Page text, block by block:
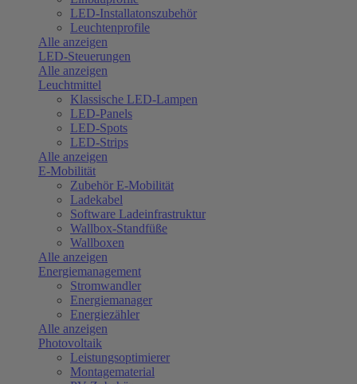
LED-Installatonszubehör
Leuchtenprofile
Alle anzeigen
LED-Steuerungen
Alle anzeigen
Leuchtmittel
Klassische LED-Lampen
LED-Panels
LED-Spots
LED-Strips
Alle anzeigen
E-Mobilität
Zubehör E-Mobilität
Ladekabel
Software Ladeinfrastruktur
Wallbox-Standfüße
Wallboxen
Alle anzeigen
Energiemanagement
Stromwandler
Energiemanager
Energiezähler
Alle anzeigen
Photovoltaik
Leistungsoptimierer
Montagematerial